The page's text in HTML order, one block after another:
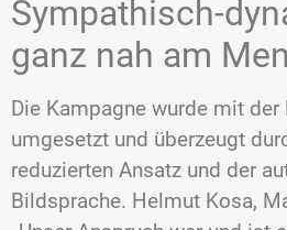
Sympathisch-
ganz nah am
Die Kampagne wurde mit der
umgesetzt und überzeugt
reduzierten Ansatz und der
Bildsprache. Helmut Kosa,